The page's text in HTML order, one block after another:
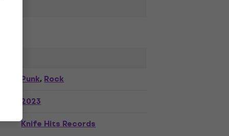
Punk,Rock
2023
Knife Hits Records